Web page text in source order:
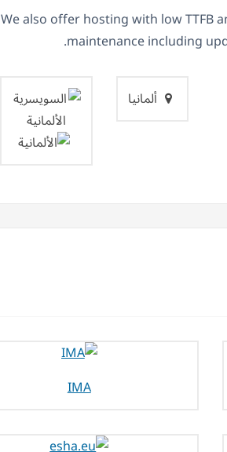
We also offer hosting with low TTFB
maintenance including
ألمانيا
IMA